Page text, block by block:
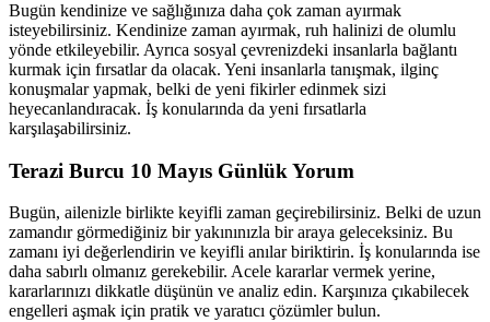
Bugün kendinize ve sağlığınıza daha çok zaman ayırmak
isteyebilirsiniz. Kendinize zaman ayırmak, ruh halinizi de olumlu
yönde etkileyebilir. Ayrıca sosyal çevrenizdeki insanlarla bağlantı
kurmak için fırsatlar da olacak. Yeni insanlarla tanışmak, ilginç
konuşmalar yapmak, belki de yeni fikirler edinmek sizi
heyecanlandıracak. İş konularında da yeni fırsatlarla
karşılaşabilirsiniz.
Terazi Burcu 10 Mayıs Günlük Yorum
Bugün, ailenizle birlikte keyifli zaman geçirebilirsiniz. Belki de uzun
zamandır görmediğiniz bir yakınınızla bir araya geleceksiniz. Bu
zamanı iyi değerlendirin ve keyifli anılar biriktirin. İş konularında ise
daha sabırlı olmanız gerekebilir. Acele kararlar vermek yerine,
kararlarınızı dikkatle düşünün ve analiz edin. Karşınıza çıkabilecek
engelleri aşmak için pratik ve yaratıcı çözümler bulun.